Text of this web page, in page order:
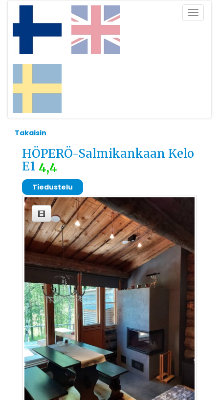
Toggle
Takaisin
HÖPERÖ-Salmikankaan Kelo
E1 4,4